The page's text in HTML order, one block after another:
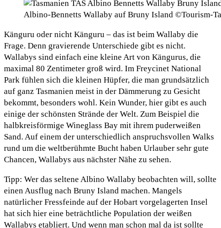
Albino-Bennetts Wallaby auf Bruny Island ©Tourism-
Känguru oder nicht Känguru – das ist beim Wallaby die
Frage. Denn gravierende Unterschiede gibt es nicht.
Wallabys sind einfach eine kleine Art von Kängurus, die
maximal 80 Zentimeter groß wird. Im Freycinet National
Park fühlen sich die kleinen Hüpfer, die man grundsätzlich
auf ganz Tasmanien meist in der Dämmerung zu Gesicht
bekommt, besonders wohl. Kein Wunder, hier gibt es auch
einige der schönsten Strände der Welt. Zum Beispiel die
halbkreisförmige Wineglass Bay mit ihrem puderweißen
Sand. Auf einem der unterschiedlich anspruchsvollen Walks
rund um die weltberühmte Bucht haben Urlauber sehr gute
Chancen, Wallabys aus nächster Nähe zu sehen.
Tipp: Wer das seltene Albino Wallaby beobachten will, sollte
einen Ausflug nach Bruny Island machen. Mangels
natürlicher Fressfeinde auf der Hobart vorgelagerten Insel
hat sich hier eine beträchtliche Population der weißen
Wallabys etabliert. Und wenn man schon mal da ist sollte